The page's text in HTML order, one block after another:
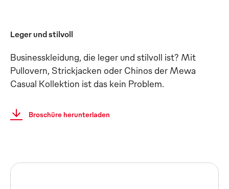
Leger und stilvoll
Businesskleidung, die leger und stilvoll ist? Mit
Pullovern, Strickjacken oder Chinos der Mewa
Casual Kollektion ist das kein Problem.
Broschüre herunterladen